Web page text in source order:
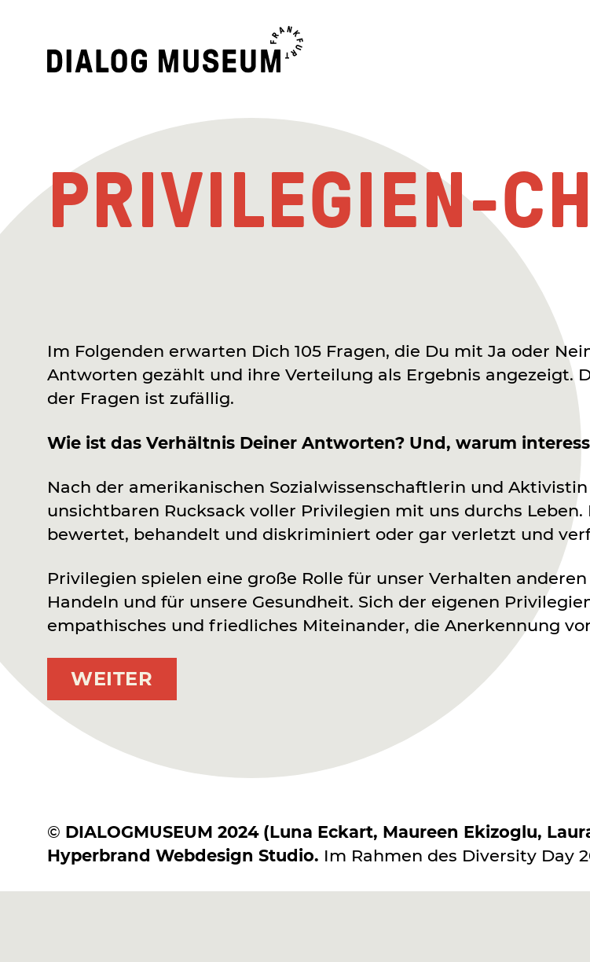
PRIVILEGIEN-
Im Folgenden erwarten Dich 105 Fragen, die Du mit Ja oder
Antworten gezählt und ihre Verteilung als Ergebnis angezeigt.
der Fragen ist zufällig.
Wie ist das Verhältnis Deiner Antworten? Und, warum
Nach der amerikanischen Sozialwissenschaftlerin und
unsichtbaren Rucksack voller Privilegien mit uns durchs
bewertet, behandelt und diskriminiert oder gar verletzt und
Privilegien spielen eine große Rolle für unser Verhalten
Handeln und für unsere Gesundheit. Sich der eigenen
empathisches und friedliches Miteinander, die Anerkennung
WEITER
© DIALOGMUSEUM 2024 (Luna Eckart, Maureen Ekizoglu,
Hyperbrand Webdesign Studio. Im Rahmen des Diversity Day